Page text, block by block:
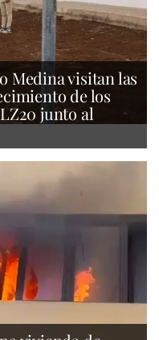
Medina visitan las
de los
junto al